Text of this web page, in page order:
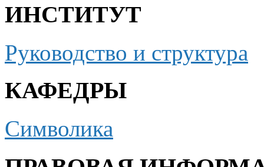
ИНСТИТУТ
Руководство и структура
КАФЕДРЫ
Символика